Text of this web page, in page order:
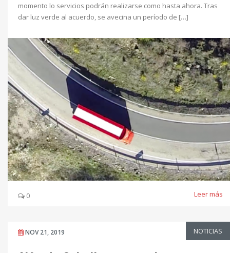
momento lo servicios podrán realizarse como hasta ahora. Tras
dar luz verde al acuerdo, se avecina un período de […]
0 Leer más
NOV 21, 2019 NOTICIAS